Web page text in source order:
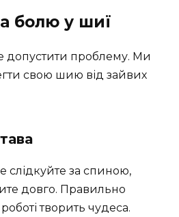
болю у шиї
допустити проблему. Ми
свою шию від зайвих
слідкуйте за спиною,
довго. Правильно
творить чудеса.